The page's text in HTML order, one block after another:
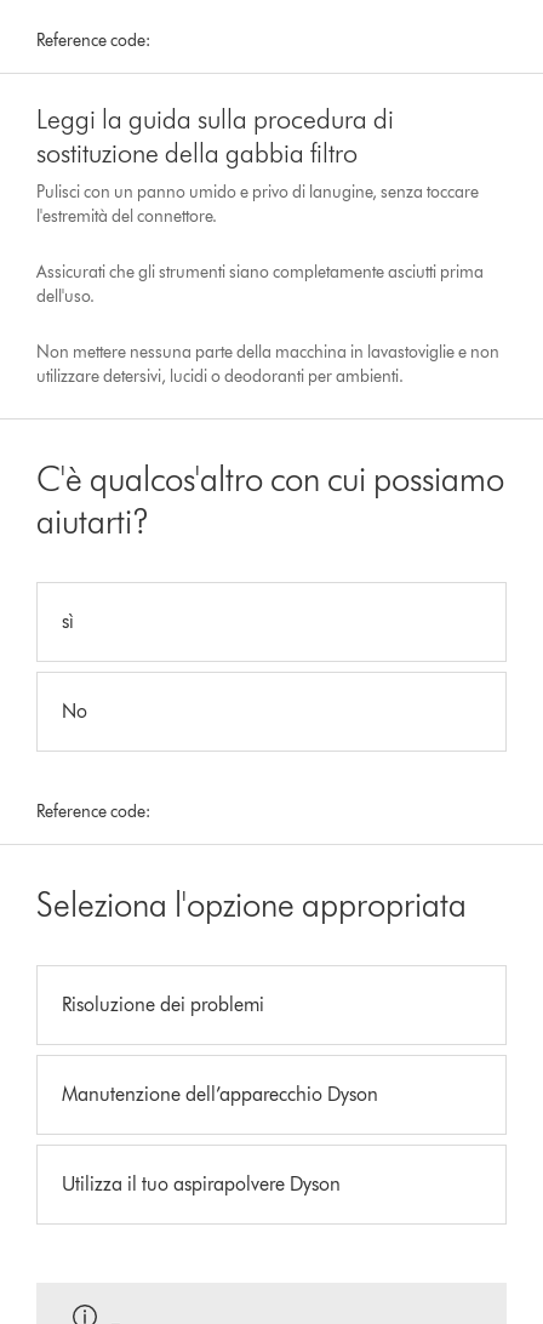
Reference code:
Leggi la guida sulla procedura di
sostituzione della gabbia filtro
Pulisci con un panno umido e privo di lanugine, senza toccare
l'estremità del connettore.
Assicurati che gli strumenti siano completamente asciutti prima
dell'uso.
Non mettere nessuna parte della macchina in lavastoviglie e non
utilizzare detersivi, lucidi o deodoranti per ambienti.
C'è qualcos'altro con cui possiamo
aiutarti?
sì
No
Reference code:
Seleziona l'opzione appropriata
Risoluzione dei problemi
Manutenzione dell’apparecchio Dyson
Utilizza il tuo aspirapolvere Dyson